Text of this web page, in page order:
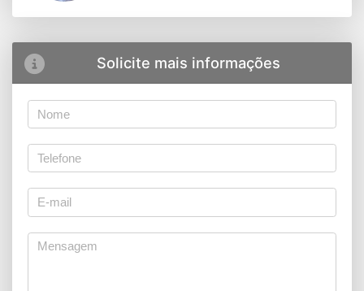
Solicite mais informações